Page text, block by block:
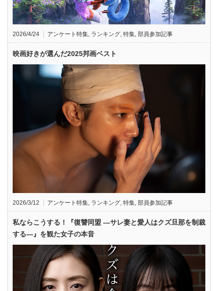
2026/4/24 アンケート特集, ランキング, 特集, 部員参加記事
映画好きが選んだ2025邦画ベスト
2026/3/12 アンケート特集, ランキング, 特集, 部員参加記事
私ならこうする！『復讐同盟 —サレ妻と愛人はクズ旦那を制裁
する—』を観た女子の本音